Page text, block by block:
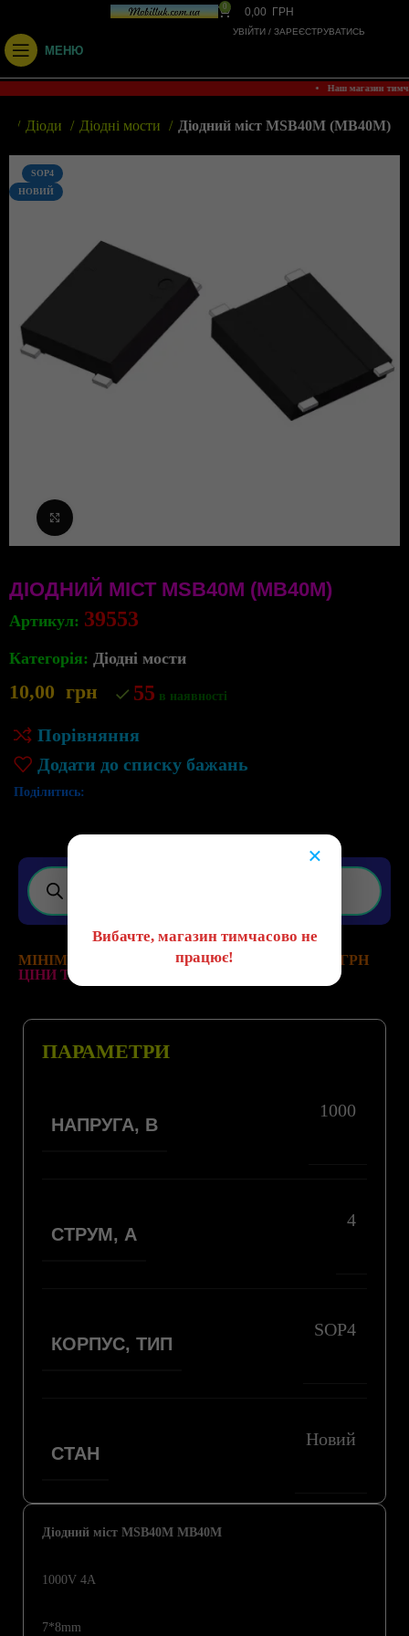
0 0,00 ГРН
УВІЙТИ / ЗАРЕЄСТРУВАТИСЬ
МЕНЮ
• Наш магазин
Діоди Діодні мости Діодний міст MSB40M (MB40M)
SOP4
НОВИЙ
ДІОДНИЙ МІСТ MSB40M (MB40M)
Артикул: 39553
Категорія: Діодні мости
10,00 грн 55 в наявності
Порівняння
Додати до списку бажань
Поділитись:
МІНІМАЛЬНА ВАРТІСТЬ ЗАМОВЛЕННЯ 200 ГРН
ЦІНИ ТА НАЯВНІСТЬ ТОВАРІВ АКТУАЛЬНІ!
Діодний міст MSB40M MB40M
1000V 4A
7*8mm
ПАРАМЕТРИ
НАПРУГА, В
1000
СТРУМ, А
4
КОРПУС, ТИП
SOP4
СТАН
Новий
×
Вибачте, магазин тимчасово не
працює!